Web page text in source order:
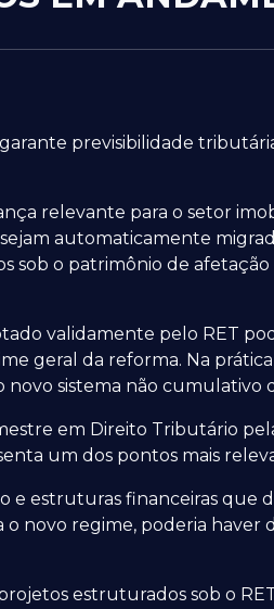
previsibilidade
relevante para o setor
automaticamente
sob o patrimônio de
validamente pelo RET
geral da reforma. Na
novo sistema não cumulativo
em Direito Tributário
um dos pontos mais
estruturas financeiras que
novo regime, poderia haver
estruturados sob o